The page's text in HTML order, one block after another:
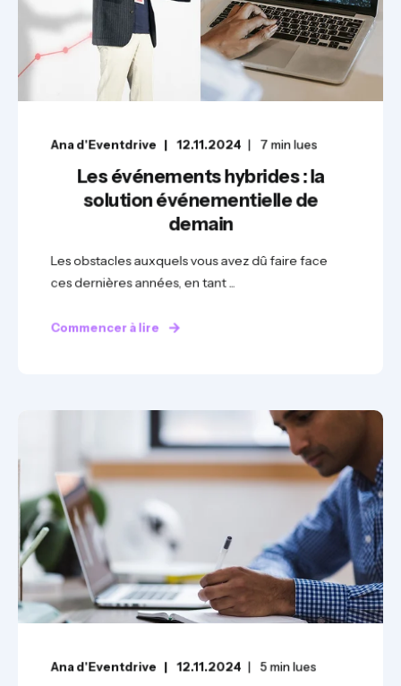
Ana d'Eventdrive 12.11.2024 7 min lues
Les événements hybrides : la
solution événementielle de
demain
Les obstacles auxquels vous avez dû faire face
ces dernières années, en tant ...
Commencer à lire
Ana d'Eventdrive 12.11.2024 5min lues